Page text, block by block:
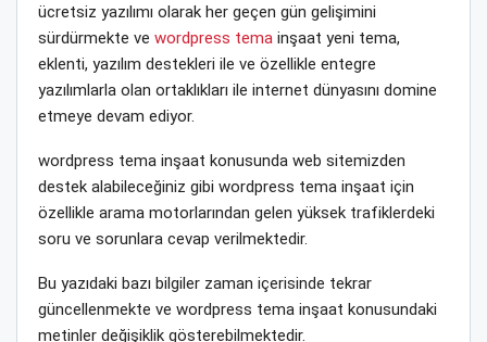
ücretsiz yazılımı olarak her geçen gün gelişimini
sürdürmekte ve wordpress tema inşaat yeni tema,
eklenti, yazılım destekleri ile ve özellikle entegre
yazılımlarla olan ortaklıkları ile internet dünyasını domine
etmeye devam ediyor.
wordpress tema inşaat konusunda web sitemizden
destek alabileceğiniz gibi wordpress tema inşaat için
özellikle arama motorlarından gelen yüksek trafiklerdeki
soru ve sorunlara cevap verilmektedir.
Bu yazıdaki bazı bilgiler zaman içerisinde tekrar
güncellenmekte ve wordpress tema inşaat konusundaki
metinler değişiklik gösterebilmektedir.